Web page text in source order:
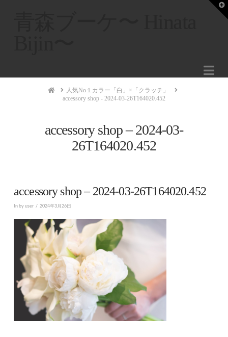
Home人気No１カラー「白」×「クラッチ」
accessory shop - 2024-03-26T164020.452
accessory shop – 2024-03-
26T164020.452
accessory shop – 2024-03-26T164020.452
In by user 2024年3月26日